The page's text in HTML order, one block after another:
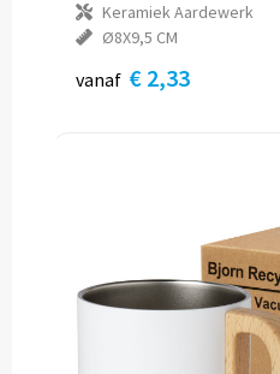
Keramiek Aardewerk
Ø8X9,5 CM
vanaf € 2,33